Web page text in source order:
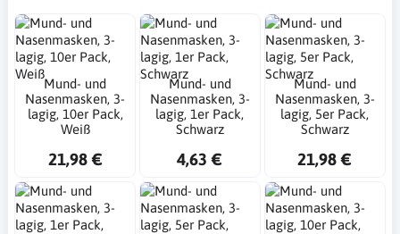
Mund- und
Nasenmasken, 3-
lagig, 10er Pack,
Weiß
21,98 €
Mund- und
Nasenmasken, 3-
lagig, 1er Pack,
Schwarz
4,63 €
Mund- und
Nasenmasken, 3-
lagig, 5er Pack,
Schwarz
21,98 €